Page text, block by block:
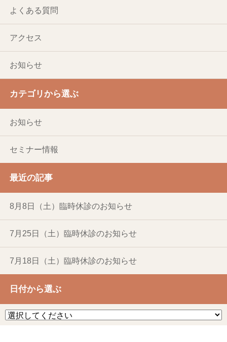
よくある質問
アクセス
お知らせ
カテゴリから選ぶ
お知らせ
セミナー情報
最近の記事
8月8日（土）臨時休診のお知らせ
7月25日（土）臨時休診のお知らせ
7月18日（土）臨時休診のお知らせ
日付から選ぶ